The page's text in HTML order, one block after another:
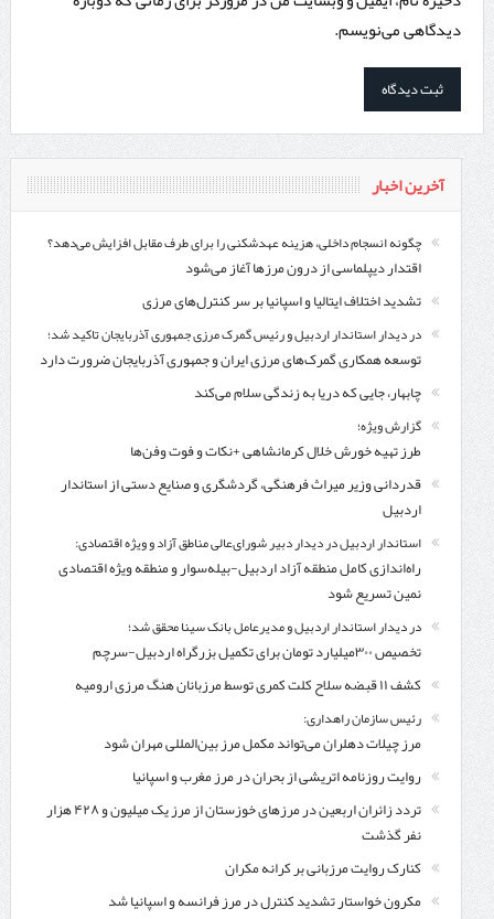
دیدگاهی می‌نویسم.
آخرین اخبار
چگونه انسجام داخلی، هزینه عهدشکنی را برای طرف مقابل افزایش می‌دهد؟
اقتدار دیپلماسی از درون مرزها آغاز می‌شود
تشدید اختلاف ایتالیا و اسپانیا بر سر کنترل‌های مرزی
در دیدار استاندار اردبیل و رئیس گمرک مرزی جمهوری آذربایجان تاکید شد؛
توسعه همکاری گمرک‌های مرزی ایران و جمهوری آذربایجان ضرورت دارد
چابهار، جایی که دریا به زندگی سلام می‌کند
گزارش ویژه؛
طرز تهیه خورش خلال کرمانشاهی +نکات و فوت وفن‌ها
قدردانی وزیر میراث فرهنگی، گردشگری و صنایع دستی از استاندار
اردبیل
استاندار اردبیل در دیدار دبیر شورای‌عالی مناطق آزاد و ویژه اقتصادی:
راه‌اندازی کامل منطقه آزاد اردبیل-بیله‌سوار و منطقه ویژه اقتصادی
نمین تسریع شود
در دیدار استاندار اردبیل و مدیرعامل بانک سینا محقق شد؛
تخصیص ۳۰۰میلیارد تومان برای تکمیل بزرگراه اردبیل-سرچم
کشف ۱۱ قبضه سلاح کلت کمری توسط مرزبانان هنگ مرزی ارومیه
رئیس سازمان راهداری:
مرز چیلات دهلران می‌تواند مکمل مرز بین‌المللی مهران شود
روایت روزنامه اتریشی از بحران در مرز مغرب و اسپانیا
تردد زائران اربعین در مرزهای خوزستان از مرز یک میلیون و ۴۲۸ هزار
نفر گذشت
کنارک روایت مرزبانی بر کرانه مکران
مکرون خواستار تشدید کنترل‌ در مرز فرانسه و اسپانیا شد